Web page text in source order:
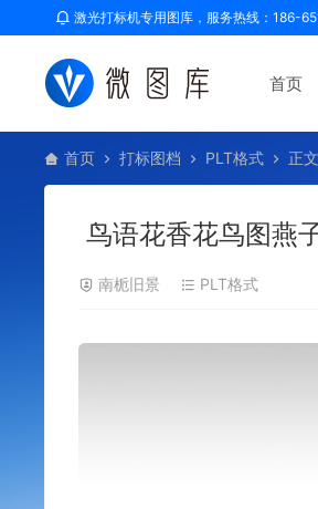
激光打标机专用图库，服务热线：186-
首页
首页 打标图档 PLT格式 正文
鸟语花香花鸟图燕
南栀旧景 PLT格式